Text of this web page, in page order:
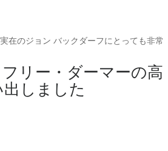
在のジョン バックダーフにとっても非常
リー・ダーマーの高
しました